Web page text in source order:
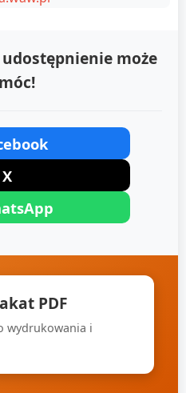
może
X
PDF
wydrukowania i